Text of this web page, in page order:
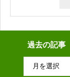
過去の記事